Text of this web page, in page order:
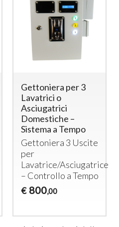
Gettoniera per 3
Lavatrici o
Asciugatrici
Domestiche –
Sistema a Tempo
Gettoniera 3 Uscite
per
Lavatrice/Asciugatrice
– Controllo a Tempo
€ 800,00